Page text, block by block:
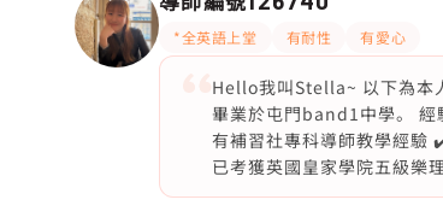
*全英語上堂 有耐性 有愛心
Hello我叫Stella~ 以下為本
畢業於屯門band1中學。
有補習社專科導師教學經
已考獲英國皇家學院五級